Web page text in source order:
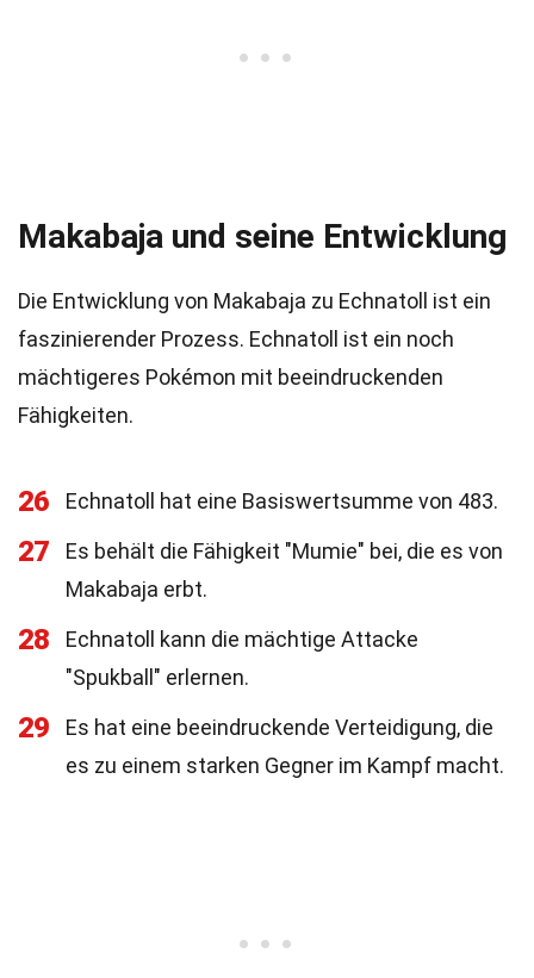
Makabaja und seine Entwicklung
Die Entwicklung von Makabaja zu Echnatoll ist ein
faszinierender Prozess. Echnatoll ist ein noch
mächtigeres Pokémon mit beeindruckenden
Fähigkeiten.
26 Echnatoll hat eine Basiswertsumme von 483.
27
Es behält die Fähigkeit "Mumie" bei, die es von
Makabaja erbt.
28
Echnatoll kann die mächtige Attacke
"Spukball" erlernen.
29
Es hat eine beeindruckende Verteidigung, die
es zu einem starken Gegner im Kampf macht.